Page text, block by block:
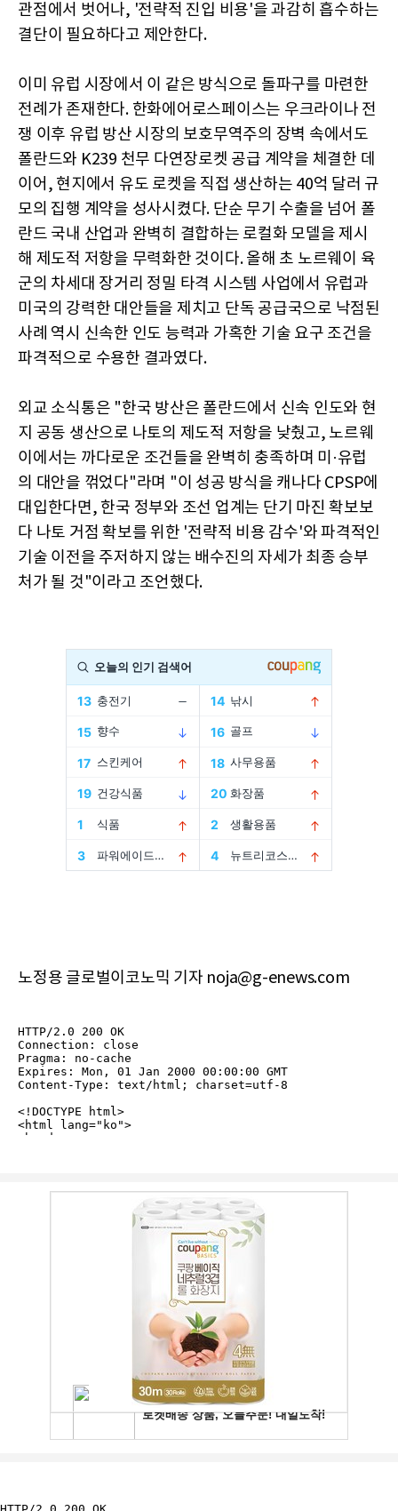
관점에서 벗어나, '전략적 진입 비용'을 과감히 흡수하는
결단이 필요하다고 제안한다.
이미 유럽 시장에서 이 같은 방식으로 돌파구를 마련한
전례가 존재한다. 한화에어로스페이스는 우크라이나 전
쟁 이후 유럽 방산 시장의 보호무역주의 장벽 속에서도
폴란드와 K239 천무 다연장로켓 공급 계약을 체결한 데
이어, 현지에서 유도 로켓을 직접 생산하는 40억 달러 규
모의 집행 계약을 성사시켰다. 단순 무기 수출을 넘어 폴
란드 국내 산업과 완벽히 결합하는 로컬화 모델을 제시
해 제도적 저항을 무력화한 것이다. 올해 초 노르웨이 육
군의 차세대 장거리 정밀 타격 시스템 사업에서 유럽과
미국의 강력한 대안들을 제치고 단독 공급국으로 낙점된
사례 역시 신속한 인도 능력과 가혹한 기술 요구 조건을
파격적으로 수용한 결과였다.
외교 소식통은 "한국 방산은 폴란드에서 신속 인도와 현
지 공동 생산으로 나토의 제도적 저항을 낮췄고, 노르웨
이에서는 까다로운 조건들을 완벽히 충족하며 미·유럽
의 대안을 꺾었다"라며 "이 성공 방식을 캐나다 CPSP에
대입한다면, 한국 정부와 조선 업계는 단기 마진 확보보
다 나토 거점 확보를 위한 '전략적 비용 감수'와 파격적인
기술 이전을 주저하지 않는 배수진의 자세가 최종 승부
처가 될 것"이라고 조언했다.
노정용 글로벌이코노믹 기자 noja@g-enews.com